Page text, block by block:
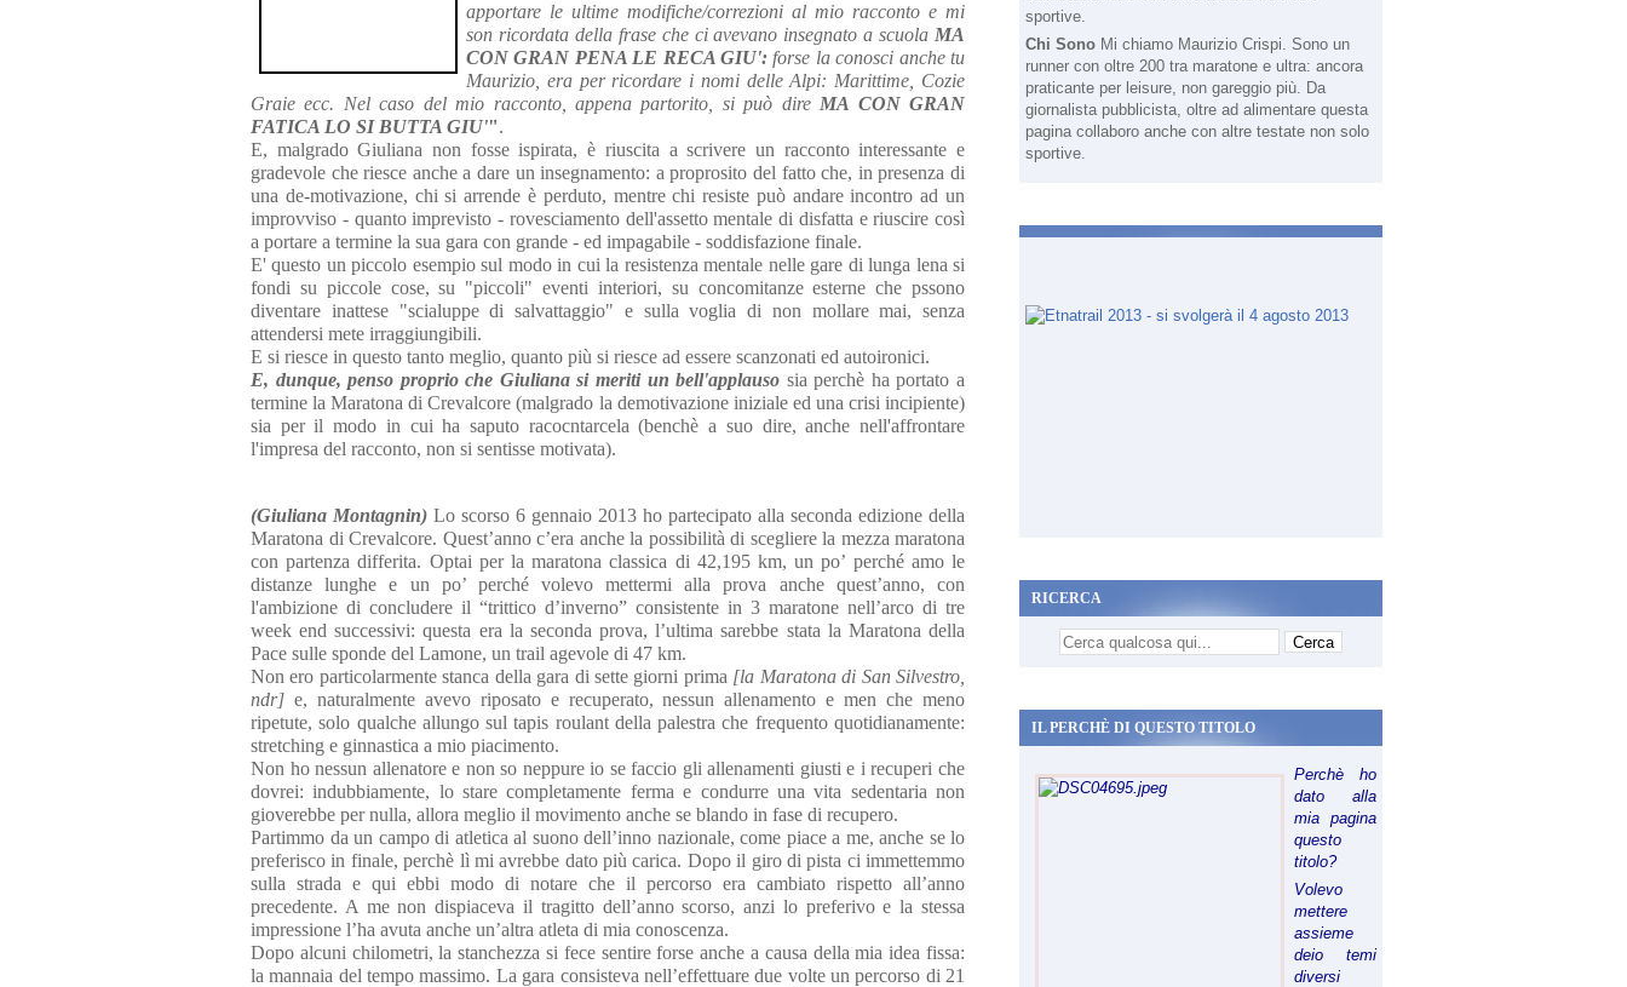
apportare le ultime modifiche/correzioni al mio racconto e mi
son ricordata della frase che ci avevano insegnato a scuola MA
CON GRAN PENA LE RECA GIU': forse la conosci anche tu
Maurizio, era per ricordare i nomi delle Alpi: Marittime, Cozie
Graie ecc. Nel caso del mio racconto, appena partorito, si può dire MA CON GRAN
FATICA LO SI BUTTA GIU'".
E, malgrado Giuliana non fosse ispirata, è riuscita a scrivere un racconto interessante e
gradevole che riesce anche a dare un insegnamento: a proprosito del fatto che, in presenza di
una de-motivazione, chi si arrende è perduto, mentre chi resiste può andare incontro ad un
improvviso - quanto imprevisto - rovesciamento dell'assetto mentale di disfatta e riuscire così
a portare a termine la sua gara con grande - ed impagabile - soddisfazione finale.
E' questo un piccolo esempio sul modo in cui la resistenza mentale nelle gare di lunga lena si
fondi su piccole cose, su "piccoli" eventi interiori, su concomitanze esterne che pssono
diventare inattese "scialuppe di salvattaggio" e sulla voglia di non mollare mai, senza
attendersi mete irraggiungibili.
E si riesce in questo tanto meglio, quanto più si riesce ad essere scanzonati ed autoironici.
E, dunque, penso proprio che Giuliana si meriti un bell'applauso sia perchè ha portato a
termine la Maratona di Crevalcore (malgrado la demotivazione iniziale ed una crisi incipiente)
sia per il modo in cui ha saputo racocntarcela (benchè a suo dire, anche nell'affrontare
l'impresa del racconto, non si sentisse motivata).
(Giuliana Montagnin) Lo scorso 6 gennaio 2013 ho partecipato alla seconda edizione della
Maratona di Crevalcore. Quest’anno c’era anche la possibilità di scegliere la mezza maratona
con partenza differita. Optai per la maratona classica di 42,195 km, un po’ perché amo le
distanze lunghe e un po’ perché volevo mettermi alla prova anche quest’anno, con
l'ambizione di concludere il “trittico d’inverno” consistente in 3 maratone nell’arco di tre
week end successivi: questa era la seconda prova, l’ultima sarebbe stata la Maratona della
Pace sulle sponde del Lamone, un trail agevole di 47 km.
Non ero particolarmente stanca della gara di sette giorni prima [la Maratona di San Silvestro,
ndr] e, naturalmente avevo riposato e recuperato, nessun allenamento e men che meno
ripetute, solo qualche allungo sul tapis roulant della palestra che frequento quotidianamente:
stretching e ginnastica a mio piacimento.
Non ho nessun allenatore e non so neppure io se faccio gli allenamenti giusti e i recuperi che
dovrei: indubbiamente, lo stare completamente ferma e condurre una vita sedentaria non
gioverebbe per nulla, allora meglio il movimento anche se blando in fase di recupero.
Partimmo da un campo di atletica al suono dell’inno nazionale, come piace a me, anche se lo
preferisco in finale, perchè lì mi avrebbe dato più carica. Dopo il giro di pista ci immettemmo
sulla strada e qui ebbi modo di notare che il percorso era cambiato rispetto all’anno
precedente. A me non dispiaceva il tragitto dell’anno scorso, anzi lo preferivo e la stessa
impressione l’ha avuta anche un’altra atleta di mia conoscenza.
Dopo alcuni chilometri, la stanchezza si fece sentire forse anche a causa della mia idea fissa:
la mannaia del tempo massimo. La gara consisteva nell’effettuare due volte un percorso di 21
Chi Sono Mi chiamo Maurizio Crispi. Sono un
runner con oltre 200 tra maratone e ultra: ancora
praticante per leisure, non gareggio più. Da
giornalista pubblicista, oltre ad alimentare questa
pagina collaboro anche con altre testate non solo
sportive.
RICERCA
IL PERCHÈ DI QUESTO TITOLO
Perchè ho
dato alla
mia pagina
questo
titolo?
Volevo
mettere
assieme
deio temi
diversi